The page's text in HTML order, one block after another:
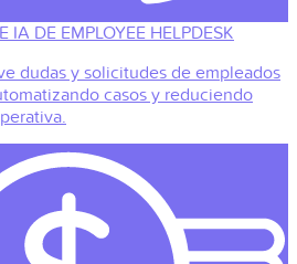
IA DE EMPLOYEE HELPDESK
dudas y solicitudes de empleados
casos y reduciendo